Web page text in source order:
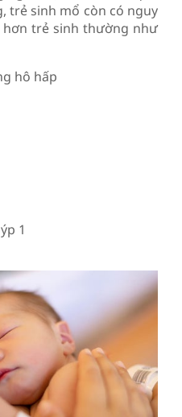
trẻ sinh mổ còn có nguy
hơn trẻ sinh thường như
hô hấp
1